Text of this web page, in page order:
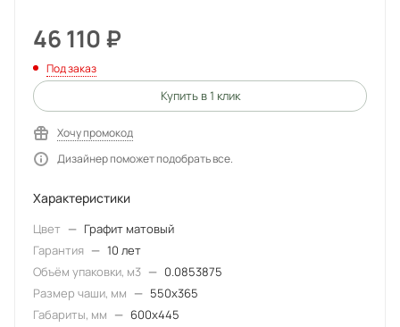
46 110₽
Под заказ
Купить в 1 клик
Хочу промокод
Дизайнер поможет подобрать все.
Характеристики
Цвет — Графит матовый
Гарантия — 10 лет
Объём упаковки, м3 — 0.0853875
Размер чаши, мм — 550x365
Габариты, мм — 600x445